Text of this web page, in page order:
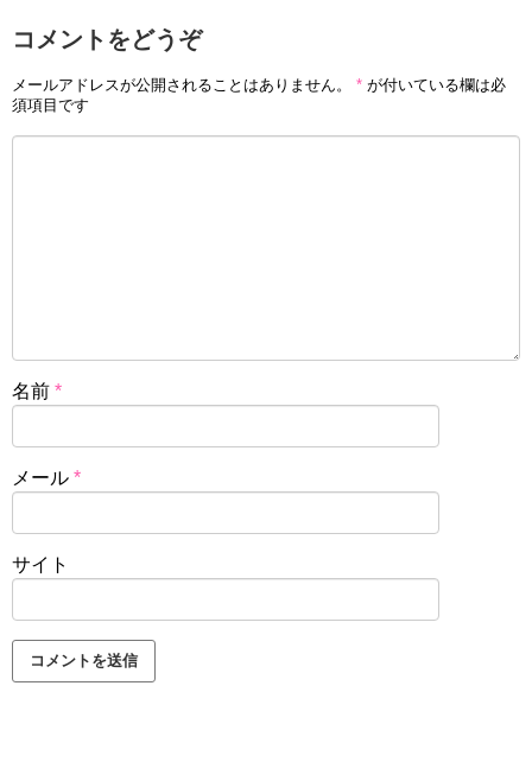
コメントをどうぞ
メールアドレスが公開されることはありません。 * が付いている欄は必
須項目です
名前 *
メール *
サイト